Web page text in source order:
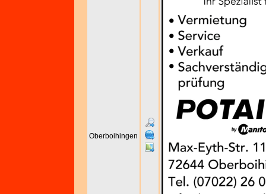
Oberboihingen